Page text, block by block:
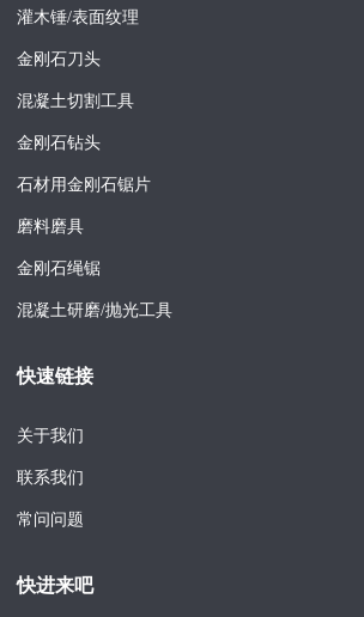
灌木锤/表面纹理
金刚石刀头
混凝土切割工具
金刚石钻头
石材用金刚石锯片
磨料磨具
金刚石绳锯
混凝土研磨/抛光工具
快速链接
关于我们
联系我们
常问问题
快进来吧